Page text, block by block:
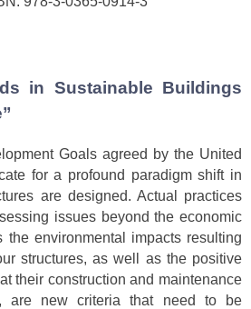
in Sustainable Buildings
Goals agreed by the United
for a profound paradigm shift in
are designed. Actual practices
issues beyond the economic
the environmental impacts resulting
structures, as well as the positive
their construction and maintenance
are new criteria that need to be